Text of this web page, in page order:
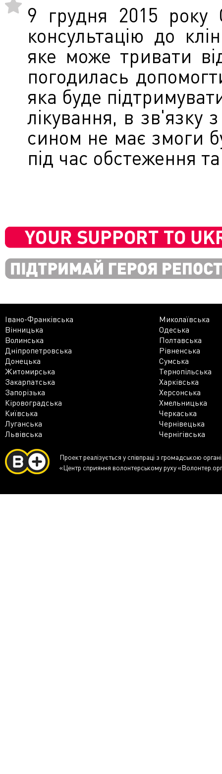
9 грудня 2015 року
консультацію до
яке може тривати
погодилась
яка буде
лікування, в
сином не має змоги
під час обстеження
Івано-Франківська
Миколаївська
Вінницька
Одеська
Волинська
Полтавська
Дніпропетровська
Рівненська
Донецька
Сумська
Житомирська
Тернопільська
Закарпатська
Харківська
Запорізька
Херсонська
Кіровоградська
Хмельницька
Київська
Черкаська
Луганська
Чернівецька
Львівська
Чернігівська
Проект реалізується у співпраці з громадською
«Центр сприяння волонтерському руху